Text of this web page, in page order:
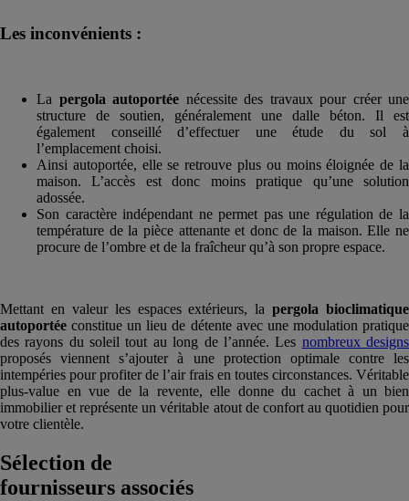
Les inconvénients :
La pergola autoportée nécessite des travaux pour créer une
structure de soutien, généralement une dalle béton. Il est
également conseillé d’effectuer une étude du sol à
l’emplacement choisi.
Ainsi autoportée, elle se retrouve plus ou moins éloignée de la
maison. L’accès est donc moins pratique qu’une solution
adossée.
Son caractère indépendant ne permet pas une régulation de la
température de la pièce attenante et donc de la maison. Elle ne
procure de l’ombre et de la fraîcheur qu’à son propre espace.
Mettant en valeur les espaces extérieurs, lapergola bioclimatique
autoportée constitue un lieu de détente avec une modulation pratique
des rayons du soleil tout au long de l’année. Les nombreux designs
proposés viennent s’ajouter à une protection optimale contre les
intempéries pour profiter de l’air frais en toutes circonstances. Véritable
plus-value en vue de la revente, elle donne du cachet à un bien
immobilier et représente un véritable atout de confort au quotidien pour
votre clientèle.
Sélection de
fournisseurs associés